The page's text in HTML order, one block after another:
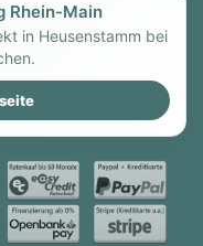
Rhein-Main
in Heusenstamm bei